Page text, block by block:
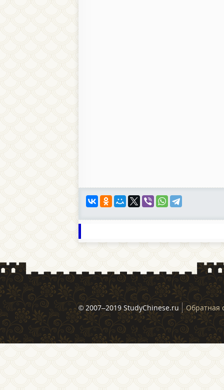
© 2007–2019 StudyChinese.ru Обратная